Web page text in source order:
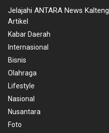
Jelajahi ANTARA News Kalteng
Artikel
Kabar Daerah
Internasional
Bisnis
Olahraga
Lifestyle
Nasional
Nusantara
Foto